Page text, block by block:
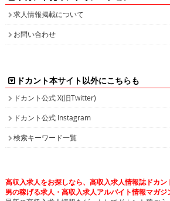
ドカント本サイト以外にこちらも
検索キーワード一覧
高収入求人をお探しなら、高収入求人情報誌ドカント
報も・・・。
高収入バイトの求人情報ならお任せください！